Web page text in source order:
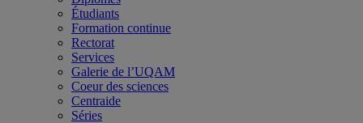
Étudiants
Formation continue
Rectorat
Services
Galerie de l’UQAM
Coeur des sciences
Centraide
Séries